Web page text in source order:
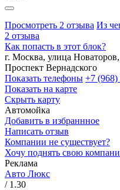
Просмотреть 2 отзыва Из
2 отзыва
Как попасть в этот блок?
г. Москва, улица
Проспект Вернадского
Показать телефоны +7 (968)
Показать на карте
Скрыть карту
Автомойка
Добавить в избраннное
Написать отзыв
Компании не существует?
Хочу поднять свою
Реклама
Авто Люкс
/ 1.30